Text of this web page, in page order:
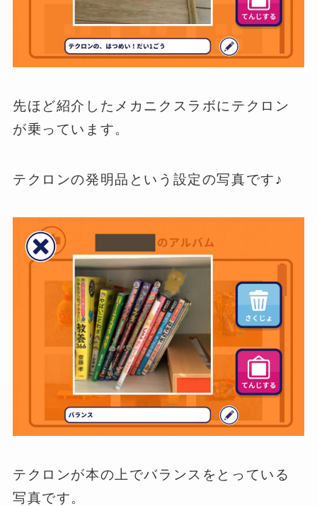
先ほど紹介したメカニクスラボにテクロン
が乗っています。
テクロンの発明品という設定の写真です♪
テクロンが本の上でバランスをとっている
写真です。